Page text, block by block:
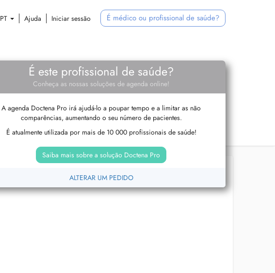
PT Ajuda Iniciar sessão É médico ou profissional de saúde?
É este profissional de saúde?
Conheça as nossas soluções de agenda online!
A agenda Doctena Pro irá ajudá-lo a poupar tempo e a limitar as não
comparências, aumentando o seu número de pacientes.
É atualmente utilizada por mais de 10 000 profissionais de saúde!
Saiba mais sobre a solução Doctena Pro
ALTERAR UM PEDIDO